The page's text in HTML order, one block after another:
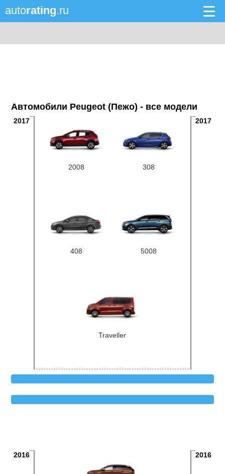
autorating.ru
Автомобили Peugeot (Пежо) - все модели
2017 2017
2008 308
408 5008
Traveller
2016 2016